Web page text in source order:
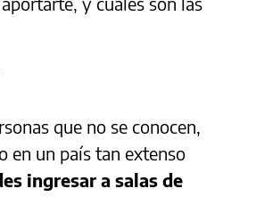
que no se conocen,
en un país tan extenso
ingresar a salas de